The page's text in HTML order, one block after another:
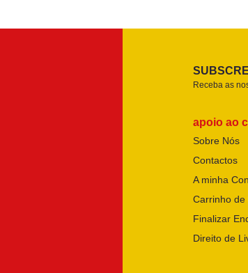
Receba as
apoio ao
Sobre Nós
Contactos
A minha
Carrinho de
Finalizar
Direito de